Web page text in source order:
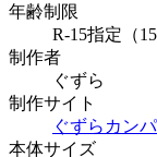
年齢制限
R-15指定（
制作者
ぐずら
制作サイト
ぐずらカン
本体サイズ